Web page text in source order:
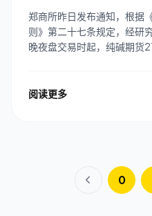
郑商所昨日发布通知，根据
则》第二十七条规定，经
晚夜盘交易时起，纯碱期货
阅读更多
0